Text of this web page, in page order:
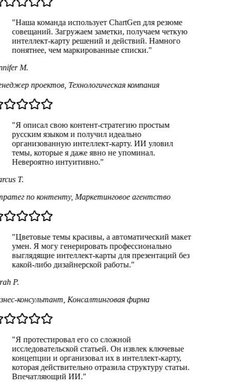
"Наша команда использует ChartGen для резюме
совещаний. Загружаем заметки, получаем четкую
интеллект-карту решений и действий. Намного
понятнее, чем маркированные списки."
M.
проектов, Технологическая компания
"Я описал свою контент-стратегию простым
русским языком и получил идеально
организованную интеллект-карту. ИИ уловил
темы, которые я даже явно не упоминал.
Невероятно интуитивно."
T.
по контенту, Маркетинговое агентство
"Цветовые темы красивы, а автоматический макет
умен. Я могу генерировать профессионально
выглядящие интеллект-карты для презентаций без
какой-либо дизайнерской работы."
P.
консультант, Консалтинговая фирма
"Я протестировал его со сложной
исследовательской статьей. Он извлек ключевые
концепции и организовал их в интеллект-карту,
которая действительно отразила структуру статьи.
Впечатляющий ИИ."